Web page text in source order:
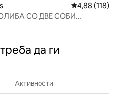
Просечна
4,88 (118)
СО ДВЕ СОБИ
да ги
Активности